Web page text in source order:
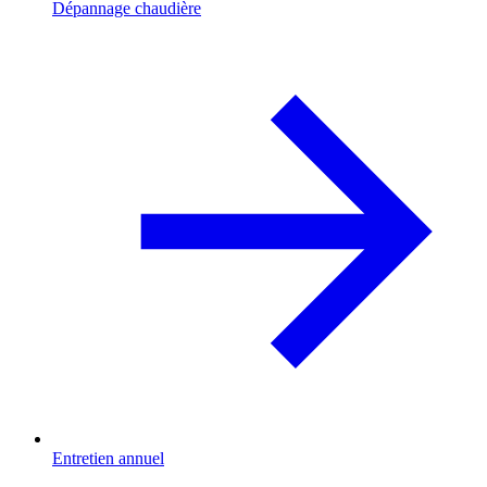
Dépannage chaudière
Entretien annuel